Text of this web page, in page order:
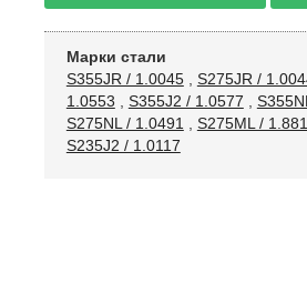
Марки стали
S355JR / 1.0045, S275JR /
1.0553
S355J2 / 1.0577
S275NL / 1.0491
S275ML /
S235J2 / 1.0117